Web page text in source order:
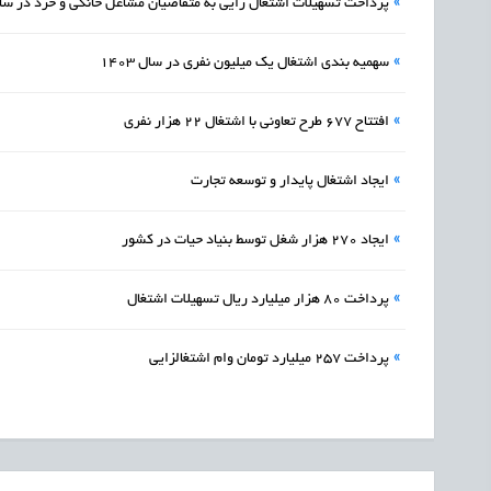
پرداخت تسهیلات اشتغال زایی به متقاضیان ‌مشاغل خانگی‌ و خرد در سال
» سهمیه بندی اشتغال یک میلیون نفری در سال 1403
» افتتاح ۶۷۷ طرح تعاونی با اشتغال ۲۲ هزار نفری
» ایجاد اشتغال پایدار و توسعه تجارت
» ایجاد 270 هزار شغل توسط بنیاد حیات در کشور
» پرداخت ۸۰ هزار میلیارد ریال تسهیلات اشتغال
» پرداخت ۲۵۷ میلیارد تومان وام اشتغالزایی